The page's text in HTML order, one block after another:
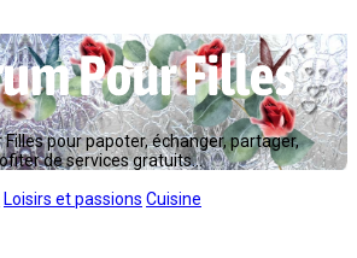
pour papoter, échanger, partager,
de services gratuits...
Loisirs et passions Cuisine